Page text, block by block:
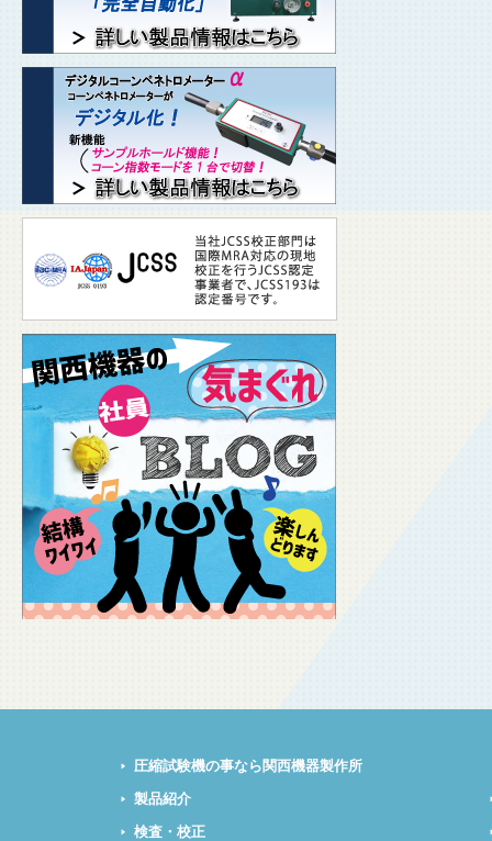
圧縮試験機の事なら関西機器製作所
製品紹介
検査・校正